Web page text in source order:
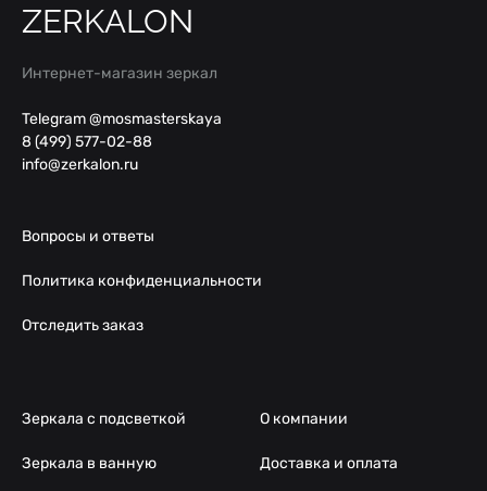
ZERKALON
Интернет-магазин зеркал
Telegram @mosmasterskaya
8 (499) 577-02-88
info@zerkalon.ru
Вопросы и ответы
Политика конфиденциальности
Отследить заказ
Зеркала с подсветкой
Зеркала в ванную
О компании
Доставка и оплата